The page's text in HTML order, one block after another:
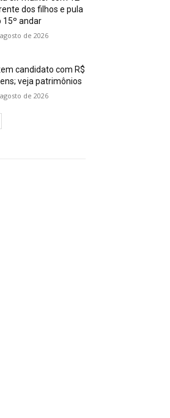
dos filhos e pula
15º andar
de 2026
candidato com R$
veja patrimônios
de 2026